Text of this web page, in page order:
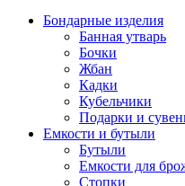
Бондарные изделия
Банная утварь
Бочки
Жбан
Кадки
Кубельчики
Подарки и
Емкости и бутыли
Бутыли
Емкости для
Стопки